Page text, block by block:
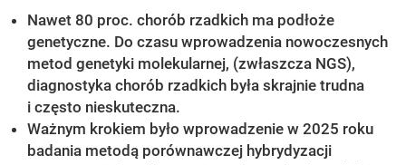
Nawet 80 proc. chorób rzadkich ma podłoże
genetyczne. Do czasu wprowadzenia nowoczesnych
metod genetyki molekularnej, (zwłaszcza NGS),
diagnostyka chorób rzadkich była skrajnie trudna
i często nieskuteczna.
Ważnym krokiem było wprowadzenie w 2025 roku
badania metodą porównawczej hybrydyzacji